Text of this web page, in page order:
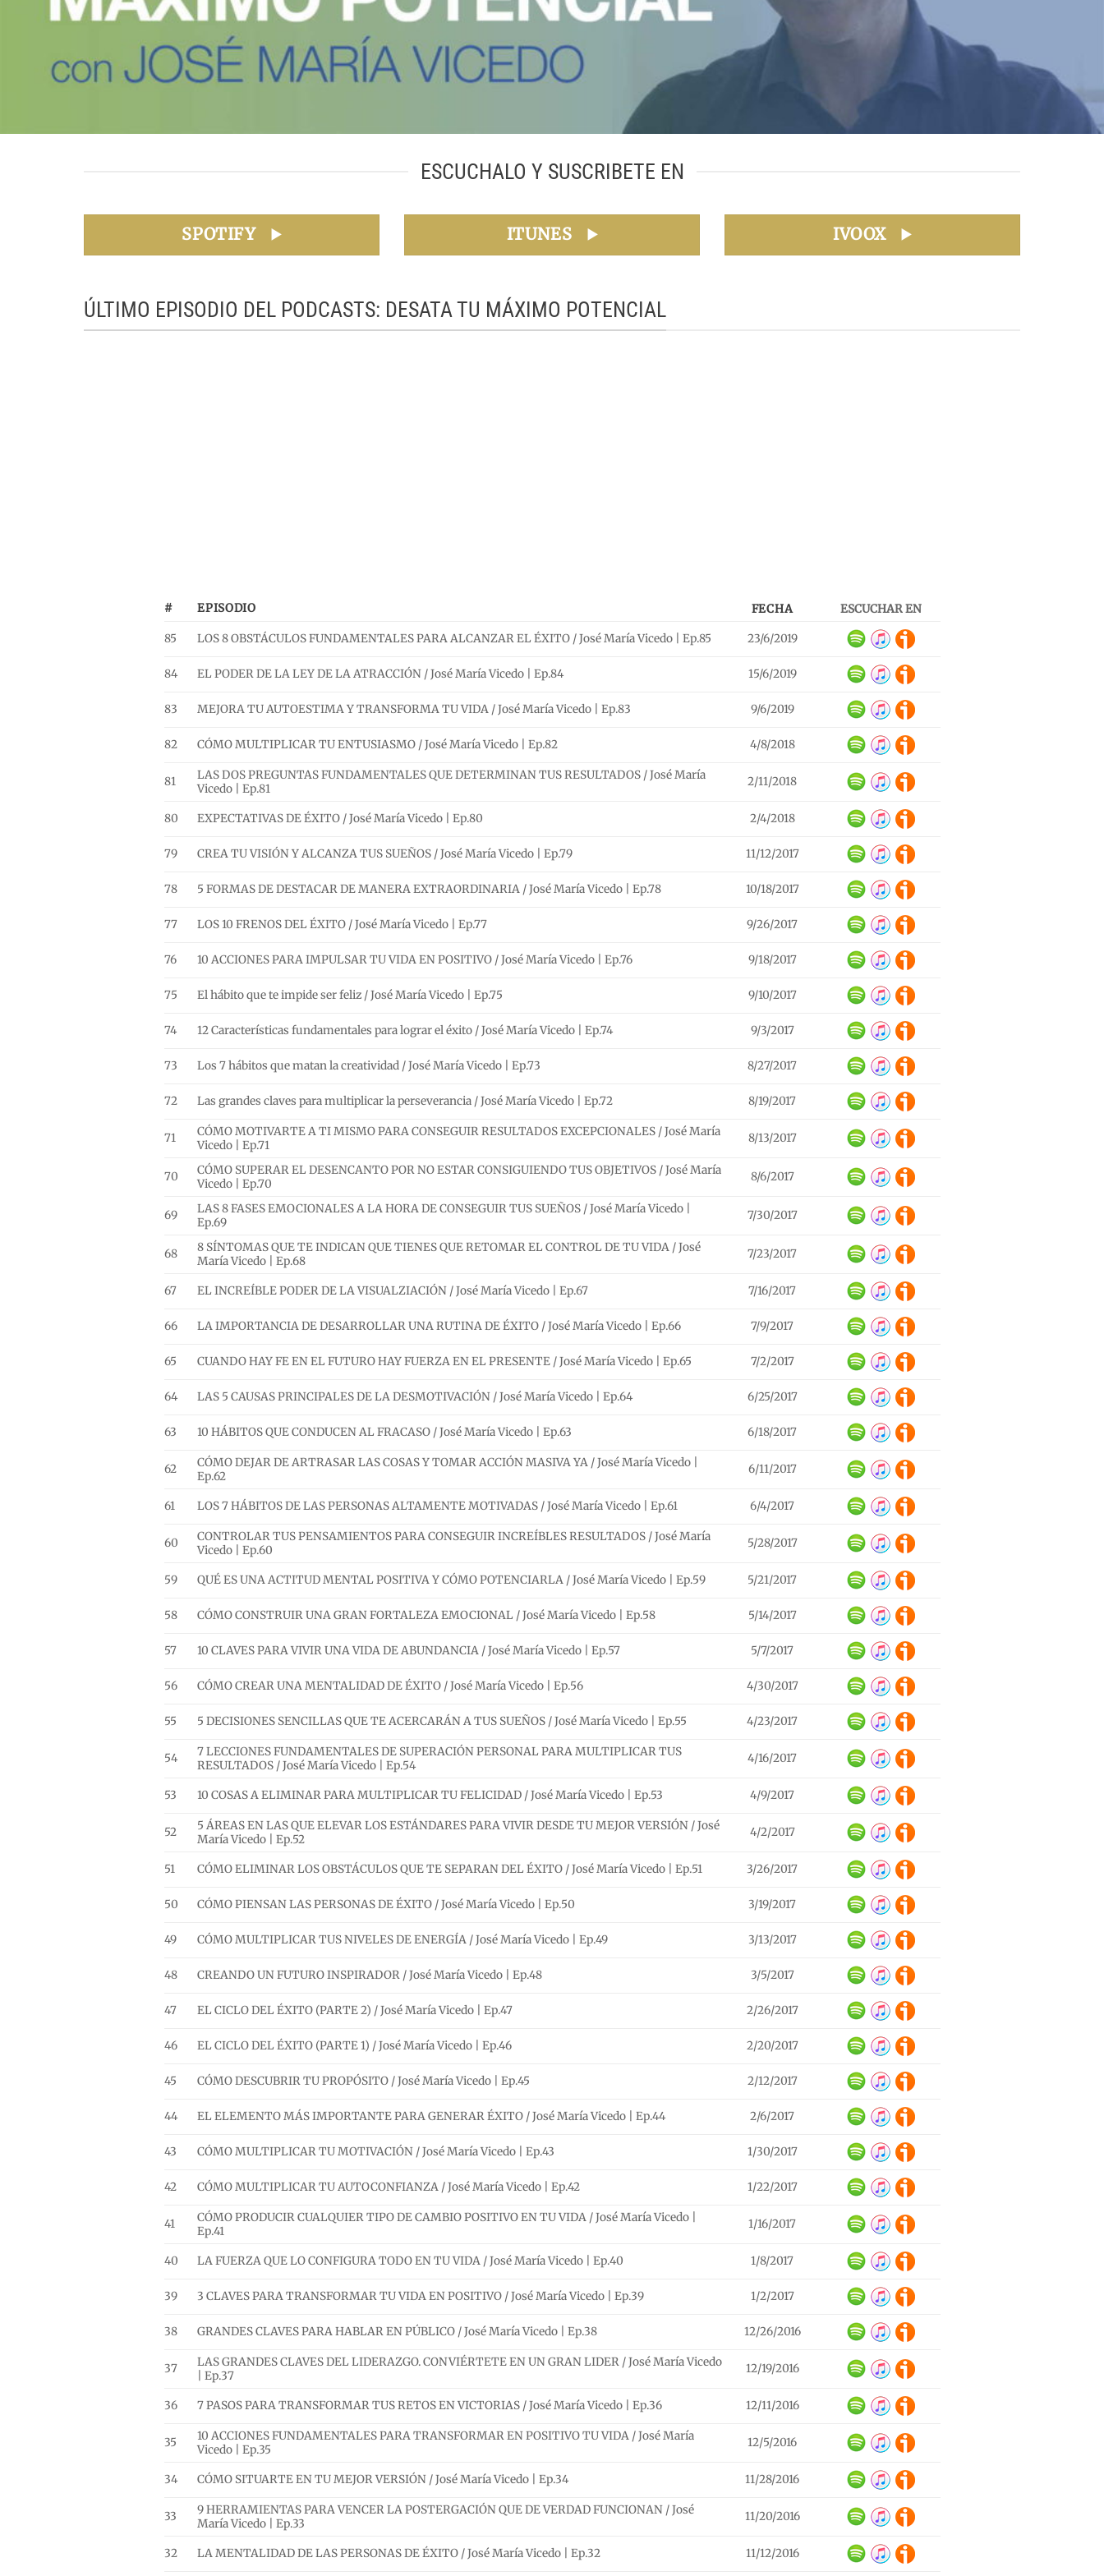
ESCUCHALO Y SUSCRIBETE EN
SPOTIFY ITUNES IVOOX
ÚLTIMO EPISODIO DEL PODCASTS: DESATA TU MÁXIMO POTENCIAL
# EPISODIO FECHA ESCUCHAR EN
85 LOS 8 OBSTÁCULOS FUNDAMENTALES PARA ALCANZAR EL ÉXITO / José María Vicedo | Ep.85 23/6/2019
84 EL PODER DE LA LEY DE LA ATRACCIÓN / José María Vicedo | Ep.84 15/6/2019
83 MEJORA TU AUTOESTIMA Y TRANSFORMA TU VIDA / José María Vicedo | Ep.83 9/6/2019
82 CÓMO MULTIPLICAR TU ENTUSIASMO / José María Vicedo | Ep.82 4/8/2018
81
LAS DOS PREGUNTAS FUNDAMENTALES QUE DETERMINAN TUS RESULTADOS / José María
Vicedo | Ep.81
2/11/2018
80 EXPECTATIVAS DE ÉXITO / José María Vicedo | Ep.80 2/4/2018
79 CREA TU VISIÓN Y ALCANZA TUS SUEÑOS / José María Vicedo | Ep.79 11/12/2017
78 5 FORMAS DE DESTACAR DE MANERA EXTRAORDINARIA / José María Vicedo | Ep.78 10/18/2017
77 LOS 10 FRENOS DEL ÉXITO / José María Vicedo | Ep.77 9/26/2017
76 10 ACCIONES PARA IMPULSAR TU VIDA EN POSITIVO / José María Vicedo | Ep.76 9/18/2017
75 El hábito que te impide ser feliz / José María Vicedo | Ep.75 9/10/2017
74 12 Características fundamentales para lograr el éxito / José María Vicedo | Ep.74 9/3/2017
73 Los 7 hábitos que matan la creatividad / José María Vicedo | Ep.73 8/27/2017
72 Las grandes claves para multiplicar la perseverancia / José María Vicedo | Ep.72 8/19/2017
71
CÓMO MOTIVARTE A TI MISMO PARA CONSEGUIR RESULTADOS EXCEPCIONALES / José María
Vicedo | Ep.71
8/13/2017
70
CÓMO SUPERAR EL DESENCANTO POR NO ESTAR CONSIGUIENDO TUS OBJETIVOS / José María
Vicedo | Ep.70
8/6/2017
69
LAS 8 FASES EMOCIONALES A LA HORA DE CONSEGUIR TUS SUEÑOS / José María Vicedo |
Ep.69
7/30/2017
68
8 SÍNTOMAS QUE TE INDICAN QUE TIENES QUE RETOMAR EL CONTROL DE TU VIDA / José
María Vicedo | Ep.68
7/23/2017
67 EL INCREÍBLE PODER DE LA VISUALZIACIÓN / José María Vicedo | Ep.67 7/16/2017
66 LA IMPORTANCIA DE DESARROLLAR UNA RUTINA DE ÉXITO / José María Vicedo | Ep.66 7/9/2017
65 CUANDO HAY FE EN EL FUTURO HAY FUERZA EN EL PRESENTE / José María Vicedo | Ep.65 7/2/2017
64 LAS 5 CAUSAS PRINCIPALES DE LA DESMOTIVACIÓN / José María Vicedo | Ep.64 6/25/2017
63 10 HÁBITOS QUE CONDUCEN AL FRACASO / José María Vicedo | Ep.63 6/18/2017
62
CÓMO DEJAR DE ARTRASAR LAS COSAS Y TOMAR ACCIÓN MASIVA YA / José María Vicedo |
Ep.62
6/11/2017
61 LOS 7 HÁBITOS DE LAS PERSONAS ALTAMENTE MOTIVADAS / José María Vicedo | Ep.61 6/4/2017
60
CONTROLAR TUS PENSAMIENTOS PARA CONSEGUIR INCREÍBLES RESULTADOS / José María
Vicedo | Ep.60
5/28/2017
59 QUÉ ES UNA ACTITUD MENTAL POSITIVA Y CÓMO POTENCIARLA / José María Vicedo | Ep.59 5/21/2017
58 CÓMO CONSTRUIR UNA GRAN FORTALEZA EMOCIONAL / José María Vicedo | Ep.58 5/14/2017
57 10 CLAVES PARA VIVIR UNA VIDA DE ABUNDANCIA / José María Vicedo | Ep.57 5/7/2017
56 CÓMO CREAR UNA MENTALIDAD DE ÉXITO / José María Vicedo | Ep.56 4/30/2017
55 5 DECISIONES SENCILLAS QUE TE ACERCARÁN A TUS SUEÑOS / José María Vicedo | Ep.55 4/23/2017
54
7 LECCIONES FUNDAMENTALES DE SUPERACIÓN PERSONAL PARA MULTIPLICAR TUS
RESULTADOS / José María Vicedo | Ep.54
4/16/2017
53 10 COSAS A ELIMINAR PARA MULTIPLICAR TU FELICIDAD / José María Vicedo | Ep.53 4/9/2017
52
5 ÁREAS EN LAS QUE ELEVAR LOS ESTÁNDARES PARA VIVIR DESDE TU MEJOR VERSIÓN / José
María Vicedo | Ep.52
4/2/2017
51 CÓMO ELIMINAR LOS OBSTÁCULOS QUE TE SEPARAN DEL ÉXITO / José María Vicedo | Ep.51 3/26/2017
50 CÓMO PIENSAN LAS PERSONAS DE ÉXITO / José María Vicedo | Ep.50 3/19/2017
49 CÓMO MULTIPLICAR TUS NIVELES DE ENERGÍA / José María Vicedo | Ep.49 3/13/2017
48 CREANDO UN FUTURO INSPIRADOR / José María Vicedo | Ep.48 3/5/2017
47 EL CICLO DEL ÉXITO (PARTE 2) / José María Vicedo | Ep.47 2/26/2017
46 EL CICLO DEL ÉXITO (PARTE 1) / José María Vicedo | Ep.46 2/20/2017
45 CÓMO DESCUBRIR TU PROPÓSITO / José María Vicedo | Ep.45 2/12/2017
44 EL ELEMENTO MÁS IMPORTANTE PARA GENERAR ÉXITO / José María Vicedo | Ep.44 2/6/2017
43 CÓMO MULTIPLICAR TU MOTIVACIÓN / José María Vicedo | Ep.43 1/30/2017
42 CÓMO MULTIPLICAR TU AUTOCONFIANZA / José María Vicedo | Ep.42 1/22/2017
41
CÓMO PRODUCIR CUALQUIER TIPO DE CAMBIO POSITIVO EN TU VIDA / José María Vicedo |
Ep.41
1/16/2017
40 LA FUERZA QUE LO CONFIGURA TODO EN TU VIDA / José María Vicedo | Ep.40 1/8/2017
39 3 CLAVES PARA TRANSFORMAR TU VIDA EN POSITIVO / José María Vicedo | Ep.39 1/2/2017
38 GRANDES CLAVES PARA HABLAR EN PÚBLICO / José María Vicedo | Ep.38 12/26/2016
37
LAS GRANDES CLAVES DEL LIDERAZGO. CONVIÉRTETE EN UN GRAN LIDER / José María Vicedo
| Ep.37
12/19/2016
36 7 PASOS PARA TRANSFORMAR TUS RETOS EN VICTORIAS / José María Vicedo | Ep.36 12/11/2016
35
10 ACCIONES FUNDAMENTALES PARA TRANSFORMAR EN POSITIVO TU VIDA / José María
Vicedo | Ep.35
12/5/2016
34 CÓMO SITUARTE EN TU MEJOR VERSIÓN / José María Vicedo | Ep.34 11/28/2016
33
9 HERRAMIENTAS PARA VENCER LA POSTERGACIÓN QUE DE VERDAD FUNCIONAN / José
María Vicedo | Ep.33
11/20/2016
32 LA MENTALIDAD DE LAS PERSONAS DE ÉXITO / José María Vicedo | Ep.32 11/12/2016